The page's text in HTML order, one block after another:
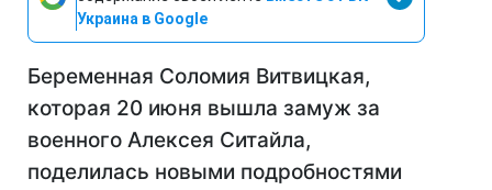
Украина в Google
Беременная Соломия Витвицкая,
которая 20 июня вышла замуж за
военного Алексея Ситайла,
поделилась новыми подробностями